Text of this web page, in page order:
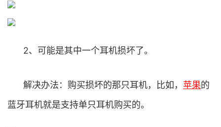
2、可能是其中一个耳机损坏了。
解决办法：购买损坏的那只耳机，比如， 苹果的
蓝牙耳机就是支持单只耳机购买的。